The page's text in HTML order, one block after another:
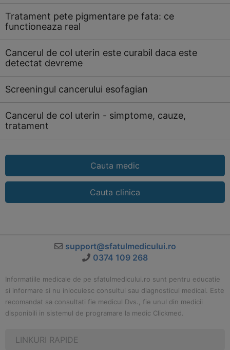
Tratament pete pigmentare pe fata: ce
functioneaza real
Cancerul de col uterin este curabil daca este
detectat devreme
Screeningul cancerului esofagian
Cancerul de col uterin - simptome, cauze,
tratament
Cauta medic
Cauta clinica
support@sfatulmedicului.ro
0374 109 268
Informatiile medicale de pe sfatulmedicului.ro sunt pentru educatie
si informare si nu inlocuiesc consultul sau diagnosticul medical. Este
recomandat sa consultati fie medicul Dvs., fie unul din medicii
disponibili in sistemul de programare la medic Clickmed.
LINKURI RAPIDE